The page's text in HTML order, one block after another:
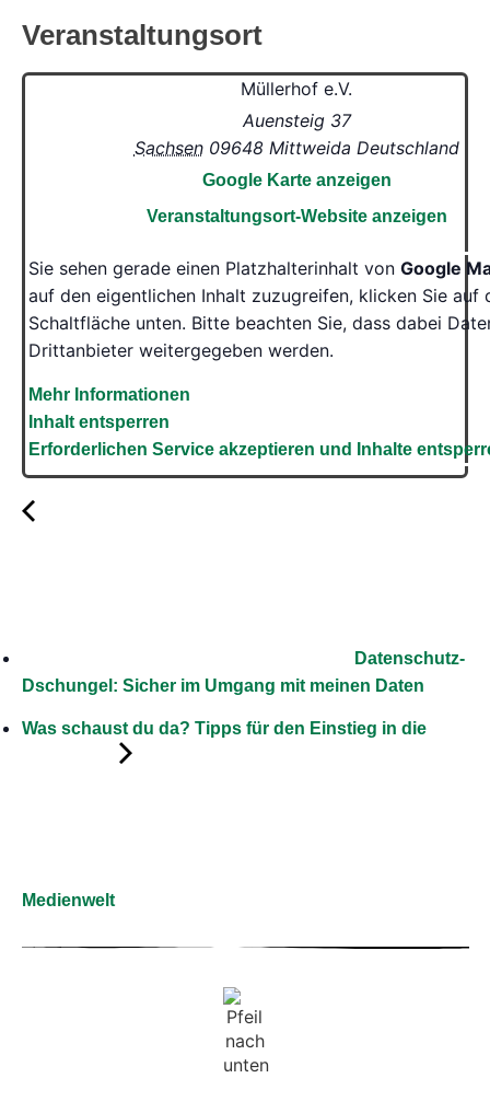
Veranstaltungsort
Müllerhof e.V.
Auensteig 37
Sachsen 09648 Mittweida Deutschland
Google Karte anzeigen
Veranstaltungsort-Website anzeigen
Sie sehen gerade einen Platzhalterinhalt von Google
auf den eigentlichen Inhalt zuzugreifen, klicken Sie auf
Schaltfläche unten. Bitte beachten Sie, dass dabei
Drittanbieter weitergegeben werden.
Mehr Informationen
Inhalt entsperren
Erforderlichen Service akzeptieren und Inhalte
Datenschutz-
Dschungel: Sicher im Umgang mit meinen Daten
Was schaust du da? Tipps für den Einstieg in die
Medienwelt